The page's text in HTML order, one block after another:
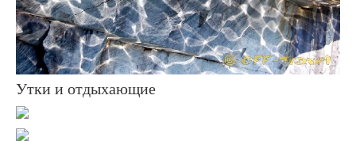
Утки и отдыхающие